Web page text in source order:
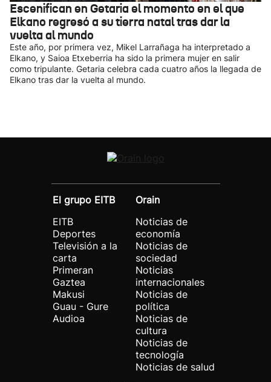
Escenifican en Getaria el momento en el que
Elkano regresó a su tierra natal tras dar la
vuelta al mundo
Este año, por primera vez, Mikel Larrañaga ha interpretado a
Elkano, y Saioa Etxeberria ha sido la primera mujer en salir
como tripulante. Getaria celebra cada cuatro años la llegada de
Elkano tras dar la vuelta al mundo.
El grupo EITB
EITB
Deportes
Televisión a la
carta
Primeran
Gaztea
Makusi
Guau - Gure
Audioa
Orain
Noticias de
economía
Noticias de
sociedad
Noticias
internacionales
Noticias de
política
Noticias de
cultura
Noticias de
tecnología
Noticias de salud